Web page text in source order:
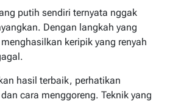
putih sendiri ternyata nggak
Dengan langkah yang
keripik yang renyah
hasil terbaik, perhatikan
cara menggoreng. Teknik yang